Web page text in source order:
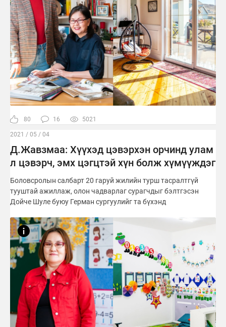
80 16 5021
2021 / 05 / 04
Д.Жавзмаа: Хүүхэд цэвэрхэн орчинд улам
л цэвэрч, эмх цэгцтэй хүн болж хүмүүждэг
Боловсролын салбарт 20 гаруй жилийн турш тасралтгүй
тууштай ажиллаж, олон чадварлаг сурагчдыг бэлтгэсэн
Дойче Шуле буюу Герман сургуулийг та бүхэнд